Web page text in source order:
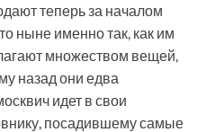
теперь за началом
ныне именно так, как им
множеством вещей,
назад они едва
идет в свои
посадившему самые